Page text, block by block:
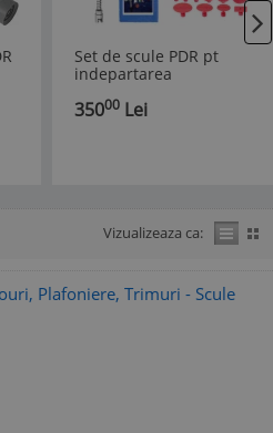
Set de scule PDR pt
indepartarea
caroserie, 44 de piese
35000 Lei
Vizualizeaza ca:
Plafoniere, Trimuri - Scule